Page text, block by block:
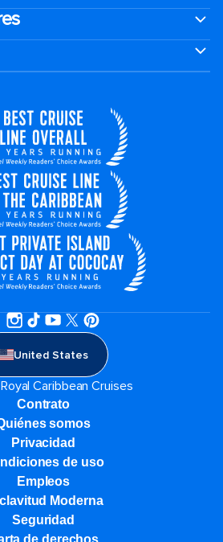
United States
Caribbean Cruises
Contrato
somos
Privacidad
de uso
Empleos
Moderna
Seguridad
de derechos